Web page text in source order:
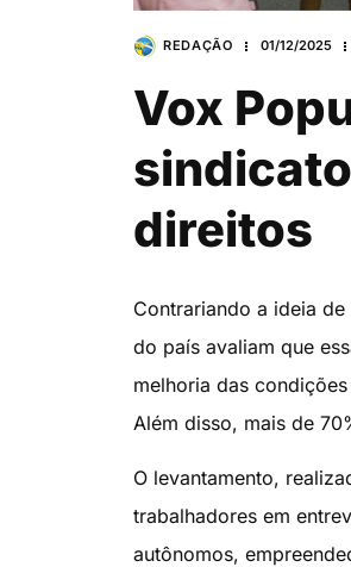
REDAÇÃO 01/12/2025
Vox
direitos
Contrariando a ideia
do país avaliam que
melhoria das
Além disso, mais de
O levantamento,
trabalhadores em
autônomos,